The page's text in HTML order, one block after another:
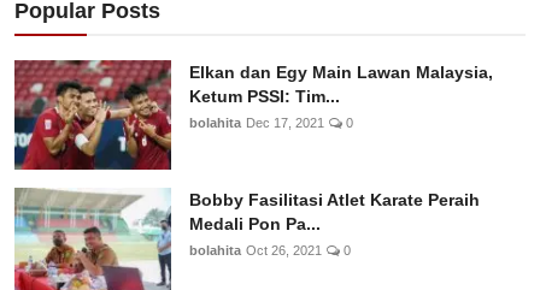
Popular Posts
Elkan dan Egy Main Lawan Malaysia,
Ketum PSSI: Tim...
bolahita Dec 17, 2021 0
Bobby Fasilitasi Atlet Karate Peraih
Medali Pon Pa...
bolahita Oct 26, 2021 0